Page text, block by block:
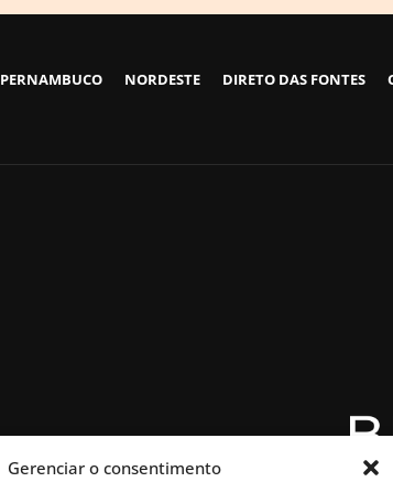
Gerenciar o consentimento
PERNAMBUCO NORDESTE DIRETO DAS FONTES